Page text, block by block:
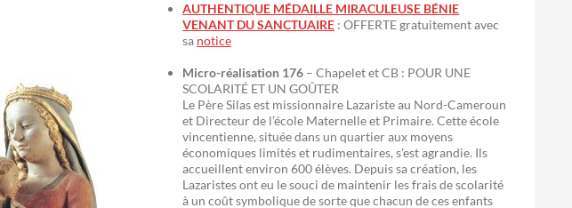
AUTHENTIQUE MÉDAILLE MIRACULEUSE BÉNIE
VENANT DU SANCTUAIRE : OFFERTE gratuitement avec
sa notice
Micro-réalisation 176 – Chapelet et CB : POUR UNE
SCOLARITÉ ET UN GOÛTER
Le Père Silas est missionnaire Lazariste au Nord-Cameroun
et Directeur de l’école Maternelle et Primaire. Cette école
vincentienne, située dans un quartier aux moyens
économiques limités et rudimentaires, s’est agrandie. Ils
accueillent environ 600 élèves. Depuis sa création, les
Lazaristes ont eu le souci de maintenir les frais de scolarité
à un coût symbolique de sorte que chacun de ces enfants